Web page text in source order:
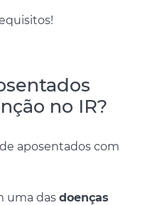
no IR?
aposentados com
uma das doenças